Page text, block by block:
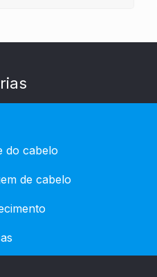
do cabelo
de cabelo